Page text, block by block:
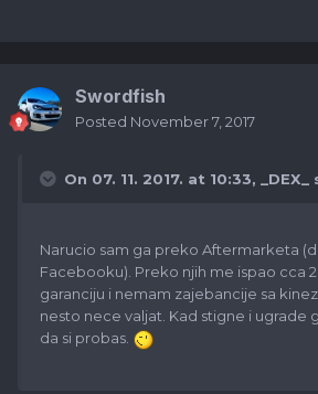
Swordfish
Posted November 7, 2017
On 07. 11. 2017. at 10:33, _DEX_
Narucio sam ga preko Aftermarketa
Facebooku). Preko njih me ispao cca
garanciju i nemam zajebancije sa
nesto nece valjat. Kad stigne i ugrade
da si probas.